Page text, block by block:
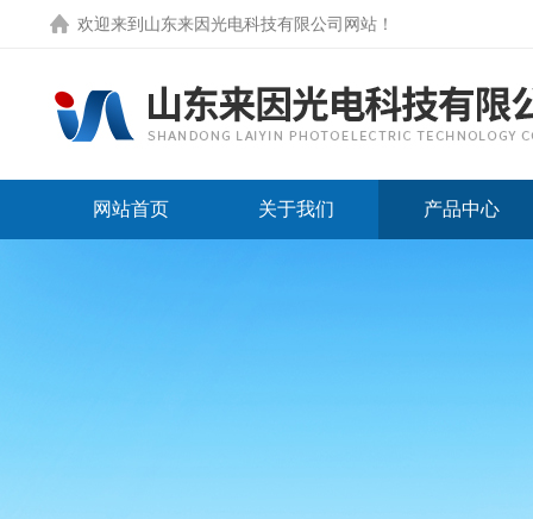
欢迎来到 山东来因光电科技有限公司网站 ！
网站首页 关于我们 产品中心